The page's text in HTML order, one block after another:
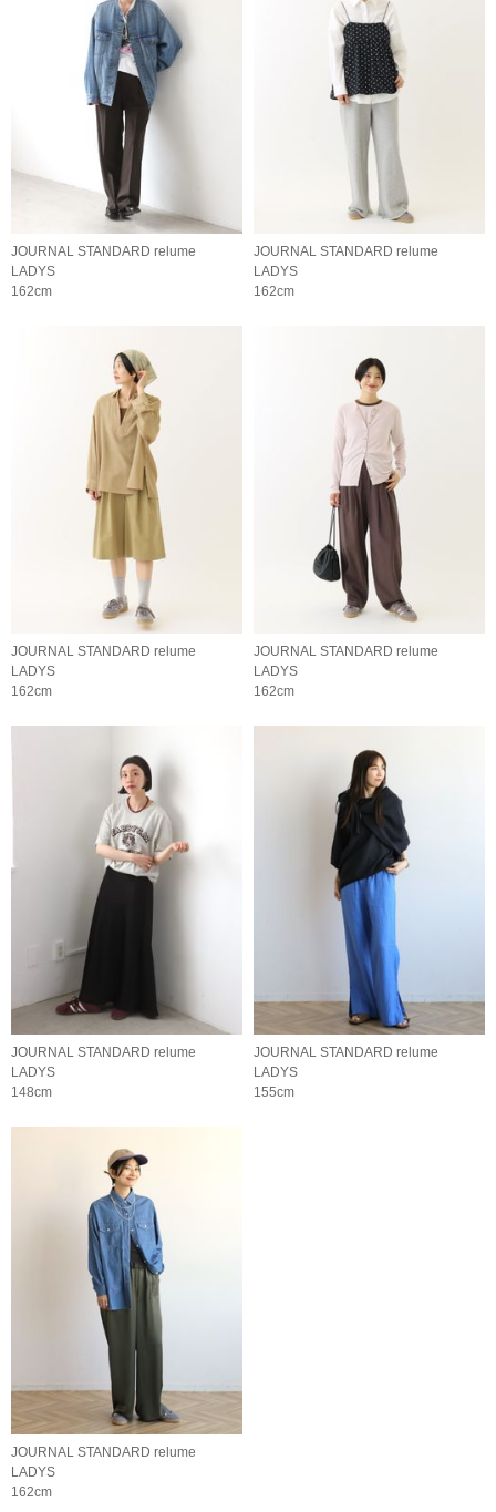
JOURNAL STANDARD relume
LADYS
162cm
JOURNAL STANDARD relume
LADYS
162cm
JOURNAL STANDARD relume
LADYS
162cm
JOURNAL STANDARD relume
LADYS
162cm
JOURNAL STANDARD relume
LADYS
148cm
JOURNAL STANDARD relume
LADYS
155cm
JOURNAL STANDARD relume
LADYS
162cm